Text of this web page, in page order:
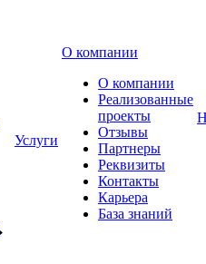
Услуги
О компании
О компании
Реализованные
проекты
Отзывы
Партнеры
Реквизиты
Контакты
Карьера
База знаний